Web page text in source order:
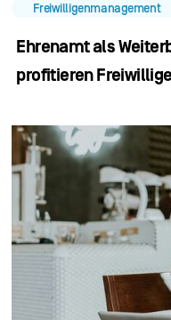
Freiwilligenmanagement
Ehrenamt als
profitieren